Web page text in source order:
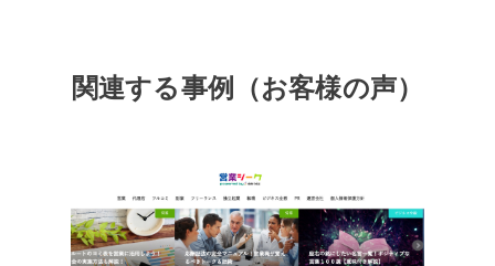
関連する事例（お客様の声）